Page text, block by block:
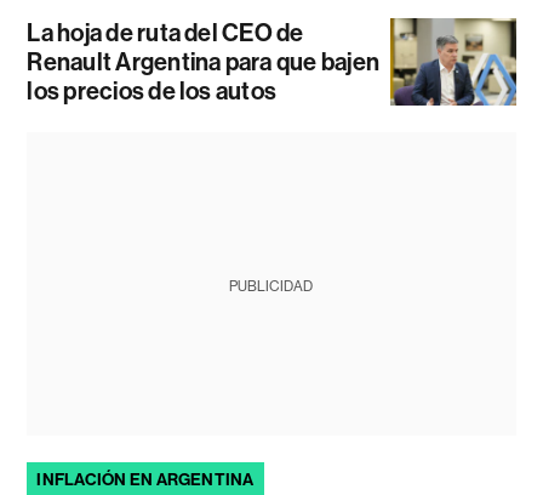
La hoja de ruta del CEO de
Renault Argentina para que bajen
los precios de los autos
PUBLICIDAD
INFLACIÓN EN ARGENTINA